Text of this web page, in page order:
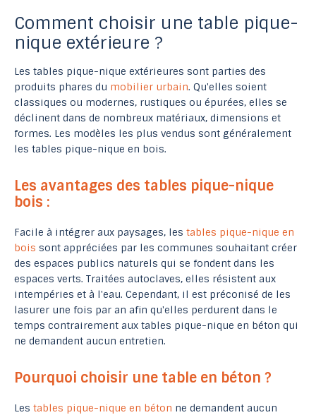
Comment choisir une table pique-
nique extérieure ?
Les tables pique-nique extérieures sont parties des
produits phares du mobilier urbain. Qu'elles soient
classiques ou modernes, rustiques ou épurées, elles se
déclinent dans de nombreux matériaux, dimensions et
formes. Les modèles les plus vendus sont généralement
les tables pique-nique en bois.
Les avantages des tables pique-nique
bois :
Facile à intégrer aux paysages, les tables pique-nique en
bois sont appréciées par les communes souhaitant créer
des espaces publics naturels qui se fondent dans les
espaces verts. Traitées autoclaves, elles résistent aux
intempéries et à l'eau. Cependant, il est préconisé de les
lasurer une fois par an afin qu'elles perdurent dans le
temps contrairement aux tables pique-nique en béton qui
ne demandent aucun entretien.
Pourquoi choisir une table en béton ?
Les tables pique-nique en béton ne demandent aucun